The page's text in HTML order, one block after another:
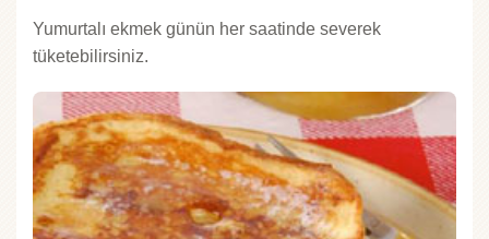
Yumurtalı ekmek günün her saatinde severek
tüketebilirsiniz.